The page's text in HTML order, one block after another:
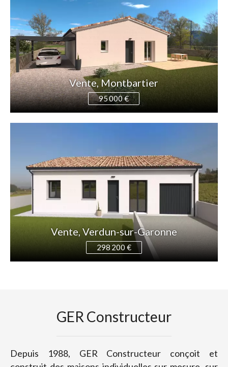
Vente, Montbartier
95 000 €
Vente, Verdun-sur-Garonne
298 200 €
GER Constructeur
Depuis 1988, GER Constructeur conçoit et